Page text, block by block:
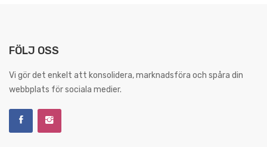
FÖLJ OSS
Vi gör det enkelt att konsolidera, marknadsföra och spåra din
webbplats för sociala medier.